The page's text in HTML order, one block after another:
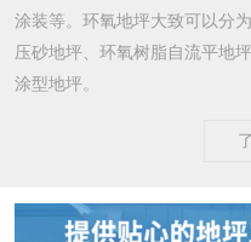
涂装等。环氧地坪大致可以分
压砂地坪、环氧树脂自流平地
涂型地坪。